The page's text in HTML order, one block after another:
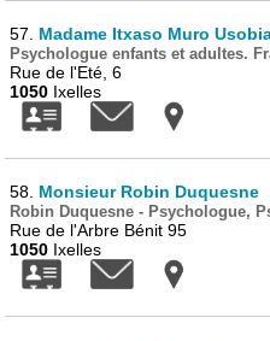
57. Madame Itxaso Muro
Psychologue enfants et adultes.
Rue de l'Eté, 6
1050 Ixelles
58. Monsieur Robin Duquesne
Robin Duquesne - Psychologue,
Rue de l'Arbre Bénit 95
1050 Ixelles